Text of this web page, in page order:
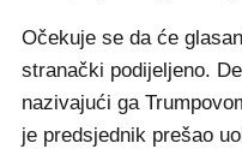
Očekuje se da će
stranački podijeljeno.
nazivajući ga
je predsjednik prešao